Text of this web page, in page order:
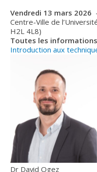
Vendredi 13 mars 2026
Centre-Ville de
H2L 4L8)
Toutes les
Introduction aux
Dr David Ogez